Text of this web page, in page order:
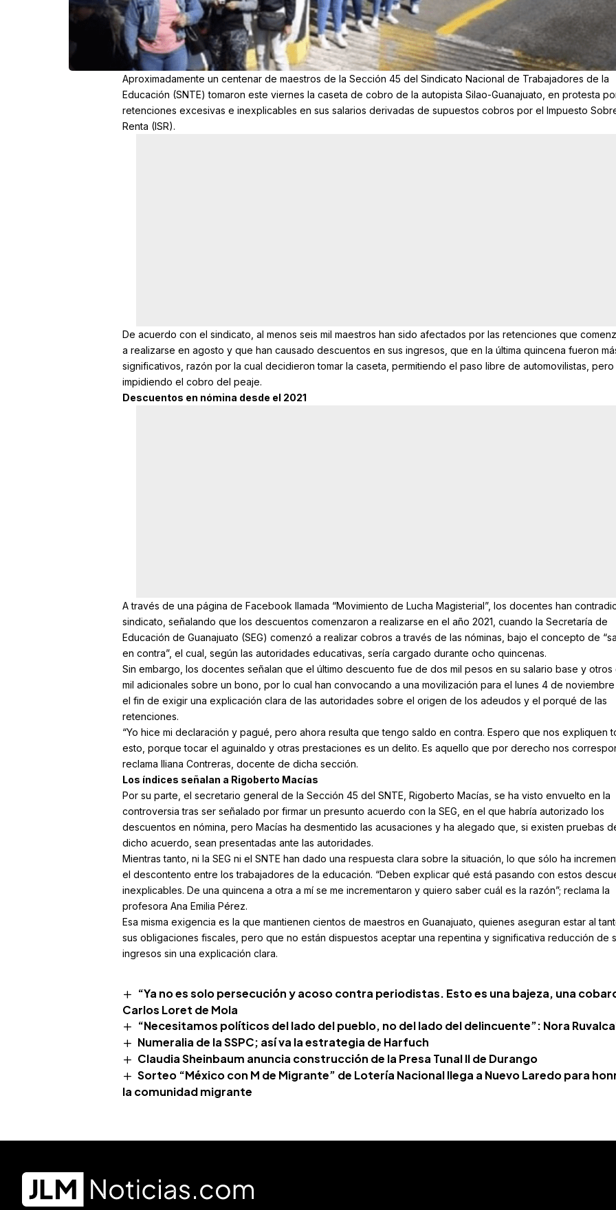
Aproximadamente un centenar de maestros de la Sección 45 del Sindicato Nacional de Trabajadores de la
Educación (SNTE) tomaron este viernes la caseta de cobro de la autopista Silao-Guanajuato, en protesta
retenciones excesivas e inexplicables en sus salarios derivadas de supuestos cobros por el Impuesto
Renta (ISR).
De acuerdo con el sindicato, al menos seis mil maestros han sido afectados por las retenciones que
a realizarse en agosto y que han causado descuentos en sus ingresos, que en la última quincena fueron
significativos, razón por la cual decidieron tomar la caseta, permitiendo el paso libre de automovilistas, pero
impidiendo el cobro del peaje.
Descuentos en nómina desde el 2021
A través de una página de Facebook llamada “Movimiento de Lucha Magisterial”, los docentes han
sindicato, señalando que los descuentos comenzaron a realizarse en el año 2021, cuando la Secretaría de
Educación de Guanajuato (SEG) comenzó a realizar cobros a través de las nóminas, bajo el concepto de
en contra”, el cual, según las autoridades educativas, sería cargado durante ocho quincenas.
Sin embargo, los docentes señalan que el último descuento fue de dos mil pesos en su salario base y otros
mil adicionales sobre un bono, por lo cual han convocando a una movilización para el lunes 4 de
el fin de exigir una explicación clara de las autoridades sobre el origen de los adeudos y el porqué de las
retenciones.
“Yo hice mi declaración y pagué, pero ahora resulta que tengo saldo en contra. Espero que nos expliquen
esto, porque tocar el aguinaldo y otras prestaciones es un delito. Es aquello que por derecho nos
reclama Iliana Contreras, docente de dicha sección.
Los índices señalan a Rigoberto Macías
Por su parte, el secretario general de la Sección 45 del SNTE, Rigoberto Macías, se ha visto envuelto en la
controversia tras ser señalado por firmar un presunto acuerdo con la SEG, en el que habría autorizado los
descuentos en nómina, pero Macías ha desmentido las acusaciones y ha alegado que, si existen pruebas
dicho acuerdo, sean presentadas ante las autoridades.
Mientras tanto, ni la SEG ni el SNTE han dado una respuesta clara sobre la situación, lo que sólo ha
el descontento entre los trabajadores de la educación. “Deben explicar qué está pasando con estos
inexplicables. De una quincena a otra a mí se me incrementaron y quiero saber cuál es la razón”; reclama la
profesora Ana Emilia Pérez.
Esa misma exigencia es la que mantienen cientos de maestros en Guanajuato, quienes aseguran estar al
sus obligaciones fiscales, pero que no están dispuestos aceptar una repentina y significativa reducción de
ingresos sin una explicación clara.
“Ya no es solo persecución y acoso contra periodistas. Esto es una bajeza, una
Carlos Loret de Mola
“Necesitamos políticos del lado del pueblo, no del lado del delincuente”: Nora
Numeralia de la SSPC; así va la estrategia de Harfuch
Claudia Sheinbaum anuncia construcción de la Presa Tunal II de Durango
Sorteo “México con M de Migrante” de Lotería Nacional llega a Nuevo Laredo para
la comunidad migrante